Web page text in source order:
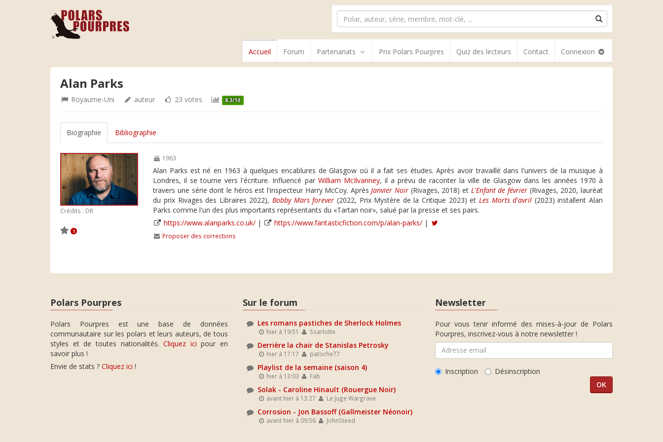
Accueil Forum Partenariats Prix Polars Pourpres Quiz des lecteurs Contact Connexion
Alan Parks
Royaume-Uni auteur 23 votes 8.3/10
Biographie Bibliographie
Crédits : DR
1
1963
Alan Parks est né en 1963 à quelques encablures de Glasgow où il a fait ses études. Après avoir travaillé dans l'univers de la musique à
Londres, il se tourne vers l'écriture. Influencé par William McIlvanney, il a prévu de raconter la ville de Glasgow dans les années 1970 à
travers une série dont le héros est l'inspecteur Harry McCoy. AprèsJanvier Noir (Rivages, 2018) et L'Enfant de février (Rivages, 2020, lauréat
du prix Rivages des Libraires 2022),Bobby Mars forever (2022, Prix Mystère de la Critique 2023) et Les Morts d'avril (2023) installent Alan
Parks comme l'un des plus importants représentants du «Tartan noir», salué par la presse et ses pairs.
https://www.alanparks.co.uk/ | https://www.fantasticfiction.com/p/alan-parks/ |
Proposer des corrections
Polars Pourpres
Polars Pourpres est une base de données
communautaire sur les polars et leurs auteurs, de tous
styles et de toutes nationalités.Cliquez ici pour en
savoir plus !
Envie de stats ? Cliquez ici !
Sur le forum
Les romans pastiches de Sherlock Holmes
hier à 19:51 Ssarlotte
Derrière la chair de Stanislas Petrosky
hier à 17:17 patoche77
Playlist de la semaine (saison 4)
hier à 13:03 Fab
Solak - Caroline Hinault (Rouergue Noir)
avant hier à 13:27 Le Juge Wargrave
Corrosion - Jon Bassoff (Gallmeister Néonoir)
avant hier à 09:56 JohnSteed
Newsletter
Pour vous tenir informé des mises-à-jour de Polars
Pourpres, inscrivez-vous à notre newsletter !
Inscription Désinscription